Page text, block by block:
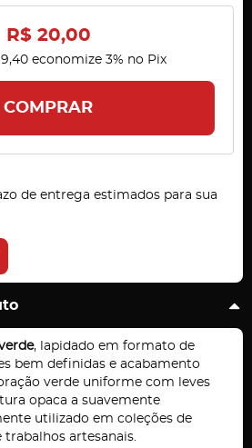
R$ 20,00
economize 3% no Pix
COMPRAR
de entrega estimados para sua
, lapidado em formato de
bem definidas e acabamento
verde uniforme com leves
opaca a suavemente
utilizado em coleções de
trabalhos artesanais.